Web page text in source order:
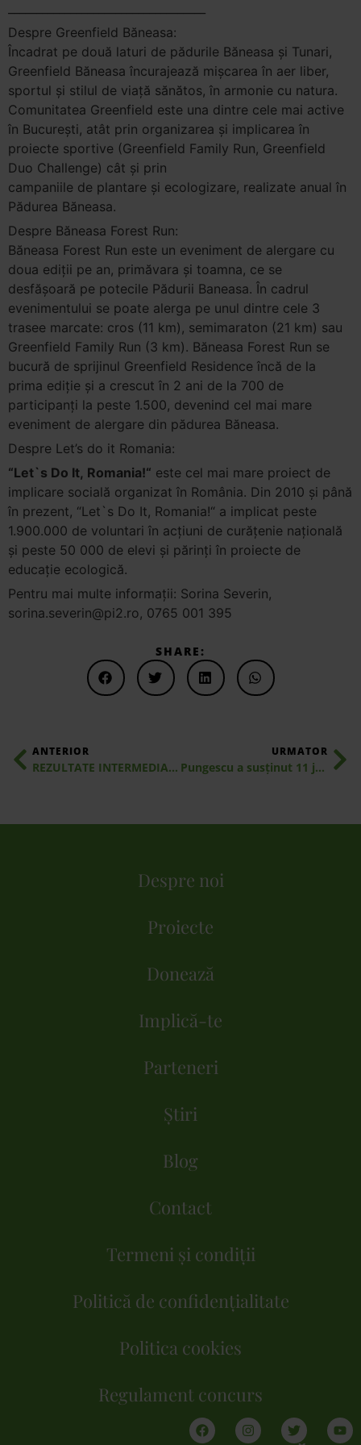
Despre Greenfield Băneasa:
Încadrat pe două laturi de pădurile Băneasa și Tunari,
Greenfield Băneasa încurajează mișcarea în aer liber,
sportul și stilul de viață sănătos, în armonie cu natura.
Comunitatea Greenfield este una dintre cele mai active
în București, atât prin organizarea și implicarea în
proiecte sportive (Greenfield Family Run, Greenfield
Duo Challenge) cât și prin
campaniile de plantare și ecologizare, realizate anual în
Pădurea Băneasa.
Despre Băneasa Forest Run:
Băneasa Forest Run este un eveniment de alergare cu
doua ediții pe an, primăvara și toamna, ce se
desfășoară pe potecile Pădurii Baneasa. În cadrul
evenimentului se poate alerga pe unul dintre cele 3
trasee marcate: cros (11 km), semimaraton (21 km) sau
Greenfield Family Run (3 km). Băneasa Forest Run se
bucură de sprijinul Greenfield Residence încă de la
prima ediție și a crescut în 2 ani de la 700 de
participanți la peste 1.500, devenind cel mai mare
eveniment de alergare din pădurea Băneasa.
Despre Let’s do it Romania:
“Let`s Do It, Romania!“ este cel mai mare proiect de
implicare socială organizat în România. Din 2010 și până
în prezent, “Let`s Do It, Romania!“ a implicat peste
1.900.000 de voluntari în acțiuni de curățenie națională
și peste 50 000 de elevi și părinți în proiecte de
educație ecologică.
Pentru mai multe informații: Sorina Severin,
sorina.severin@pi2.ro, 0765 001 395
SHARE:
ANTERIOR
REZULTATE INTERMEDIARE „LET`S DO IT, ROMANIA!”: PESTE 118 000 DE VOLUNTARI AU PARTICIPAT LA ZIUA DE CURĂȚENIE NAȚIONALĂ DE PE 21 SEPTEMBRIE
URMATOR
Pungescu a susținut 11 județe cu saci pentru Ziua de Curățenie Națională
Despre noi
Proiecte
Donează
Implică-te
Parteneri
Știri
Blog
Contact
Termeni și condiții
Politică de confidențialitate
Politica cookies
Regulament concurs